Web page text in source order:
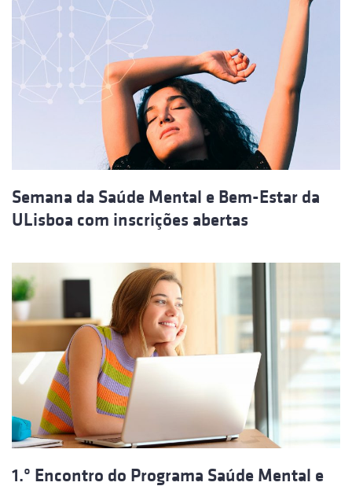
Semana da Saúde Mental e Bem-Estar da
ULisboa com inscrições abertas
1.º Encontro do Programa Saúde Mental e